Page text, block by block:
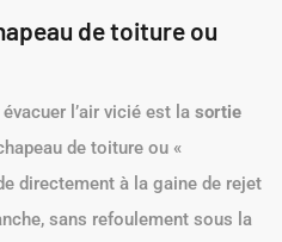
de toiture ou
l’air vicié est la sortie
de toiture ou «
directement à la gaine de rejet
sans refoulement sous la